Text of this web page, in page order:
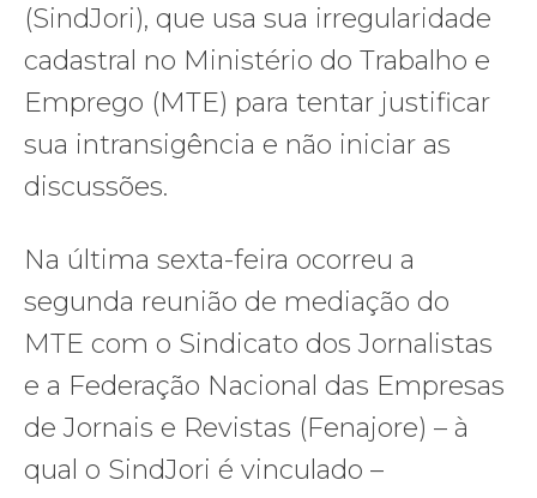
(SindJori), que usa sua irregularidade
cadastral no Ministério do Trabalho e
Emprego (MTE) para tentar justificar
sua intransigência e não iniciar as
discussões.
Na última sexta-feira ocorreu a
segunda reunião de mediação do
MTE com o Sindicato dos Jornalistas
e a Federação Nacional das Empresas
de Jornais e Revistas (Fenajore) – à
qual o SindJori é vinculado –